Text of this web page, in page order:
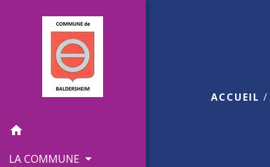
home
LA COMMUNE
ACCUEIL